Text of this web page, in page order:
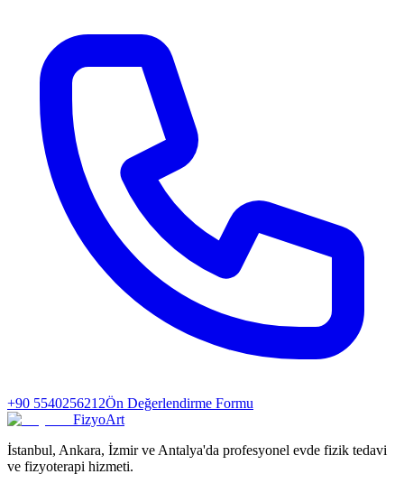
+90 5540256212Ön Değerlendirme Formu
FizyoArt
İstanbul, Ankara, İzmir ve Antalya'da profesyonel evde fizik tedavi
ve fizyoterapi hizmeti.